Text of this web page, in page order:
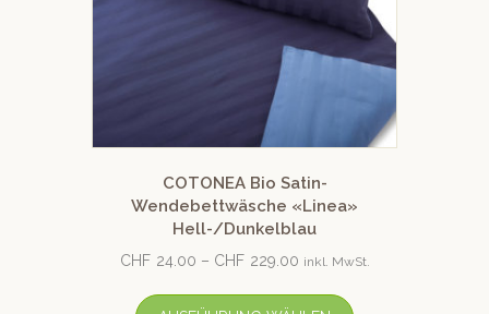
COTONEA Bio Satin-
Wendebettwäsche «Linea»
Hell-/Dunkelblau
CHF 24.00 – CHF 229.00 inkl. MwSt.